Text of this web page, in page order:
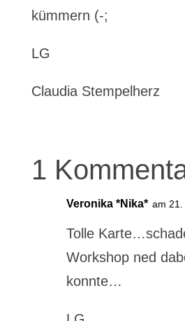
kümmern (-;
LG
Claudia Stempelherz
1
Veronika *Nika* am
Tolle
Workshop ned
konnte…